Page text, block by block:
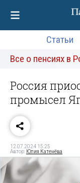
Статьи
Все о пенсиях в
Россия
промысел
12.07.2024 15:25
Автор: Юлия Катенёва